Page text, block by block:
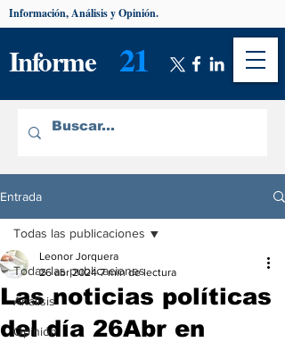
Informe 21
Información, Análisis y Opinión.
Entrada
Todas las publicaciones
Análisis
Opinión
Todas las publicaciones
Las noticias políticas
del día 26Abr en
Leonor Jorquera
26 abr 2024 7 min de lectura